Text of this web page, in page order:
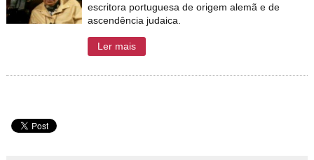
escritora portuguesa de origem alemã e de
ascendência judaica.
Ler mais